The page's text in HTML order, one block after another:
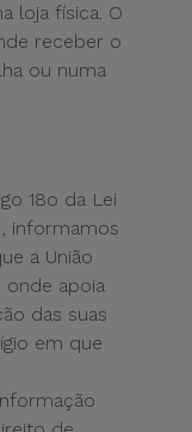
loja física. O
receber o
ou numa
18o da Lei
informamos
a União
onde apoia
das suas
em que